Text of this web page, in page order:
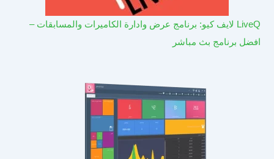
LiveQ لايف كيو: برنامج عرض وادارة الكاميرات والمسابقات –
افضل برنامج بث مباشر